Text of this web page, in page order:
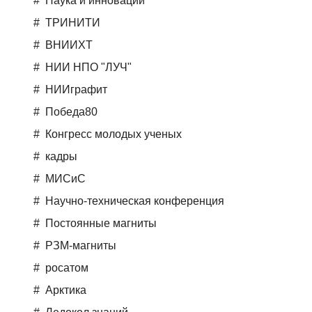
ТРИНИТИ
ВНИИХТ
НИИ НПО "ЛУЧ"
НИИграфит
Победа80
Конгресс молодых ученых
кадры
МИСиС
Научно-техническая конференция
Постоянные магниты
РЗМ-магниты
росатом
Арктика